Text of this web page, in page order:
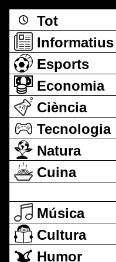
Tot
Informatius
Esports
Economia
Ciència
Tecnologia
Natura
Cuina
Música
Cultura
Humor